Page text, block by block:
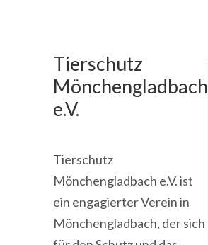
Tierschutz
Mönchengladbach
e.V.
Tierschutz
Mönchengladbach e.V. ist
ein engagierter Verein in
Mönchengladbach, der sich